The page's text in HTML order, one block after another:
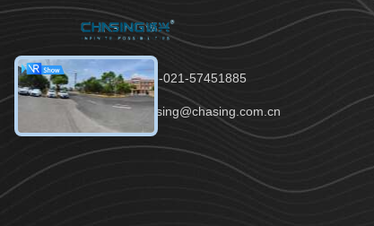
টেলিফোন：86-021-57451885
ইমেইল：chasing@chasing.com.cn